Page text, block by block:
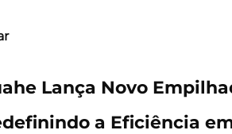
Lança Novo
a Eficiência